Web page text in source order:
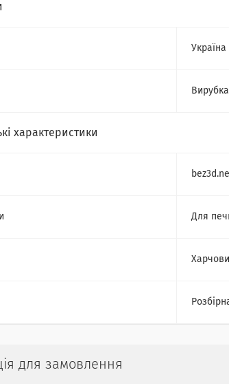
Україна
Вирубка
характеристики
Для
для замовлення